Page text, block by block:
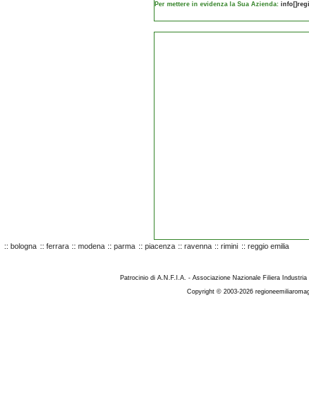
Per mettere in evidenza la Sua Azienda:
:: bologna :: ferrara :: modena :: parma :: piacenza :: ravenna :: rimini :: reggio emilia
Patrocinio di A.N.F.I.A. - Associazione Nazionale Filiera
Copyright © 2003-2026